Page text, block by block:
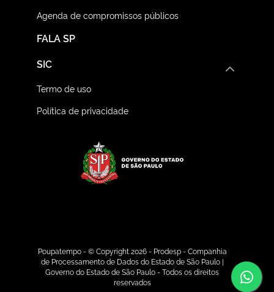
FALA SP
Agenda de compromissos públicos
SIC
Termo de uso
Política de privacidade
Poupatempo - © Copyright 2026 - Prodesp - Companhia
de Processamento de Dados do Estado de São Paulo |
Governo do Estado de São Paulo - Todos os direitos
reservados